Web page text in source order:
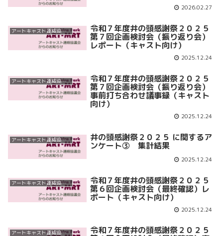
2026.02.27
アートキャスト連絡協議会 令和７年度井の頭感謝祭２０２５
第７回企画検討会（振り返り会）
レポート（キャスト向け）
2025.12.24
アートキャスト連絡協議会 令和７年度井の頭感謝祭２０２５
第７回企画検討会（振り返り会）
事前打ち合わせ議事録（キャスト
向け）
2025.12.24
アートキャスト連絡協議会 井の頭感謝祭２０２５ に関するア
ンケート③ 集計結果
2025.12.24
アートキャスト連絡協議会 令和７年度井の頭感謝祭２０２５
第６回企画検討会（最終確認）レ
ポート（キャスト向け）
2025.12.24
アートキャスト連絡協議会 令和７年度井の頭感謝祭２０２５